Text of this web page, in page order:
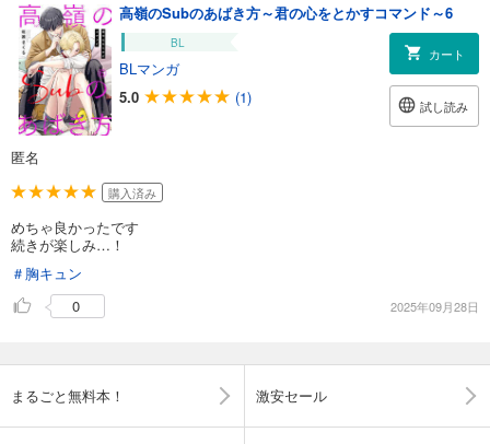
高嶺のSubのあばき方～君の心をとかすコマンド～6
BL
BLマンガ
5.0
(1)
カート
試し読み
匿名
購入済み
めちゃ良かったです
続きが楽しみ…！
＃胸キュン
0
2025年09月28日
まるごと無料本！ 激安セール